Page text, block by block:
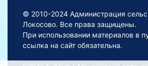
© 2010-2024 Администрация
Локосово. Все права защищены.
При использовании материалов в
ссылка на сайт обязательна.